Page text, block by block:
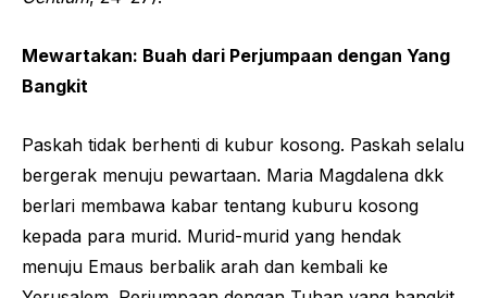
Mewartakan: Buah dari Perjumpaan dengan Yang
Bangkit
Paskah tidak berhenti di kubur kosong. Paskah selalu
bergerak menuju pewartaan. Maria Magdalena dkk
berlari membawa kabar tentang kuburu kosong
kepada para murid. Murid-murid yang hendak
menuju Emaus berbalik arah dan kembali ke